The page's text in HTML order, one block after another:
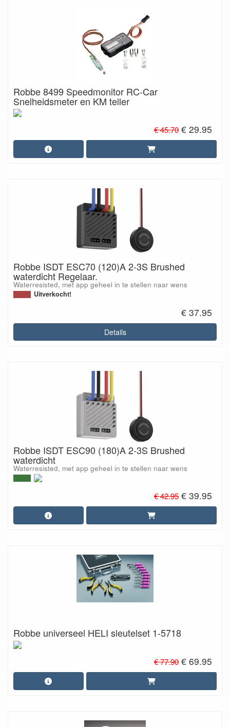
Robbe 8499 Speedmonitor RC-Car
Snelheidsmeter en KM teller
€ 45.70 € 29.95
Robbe ISDT ESC70 (120)A 2-3S Brushed
waterdicht Regelaar.
Waterresisted, met app geheel in te stellen naar wens
Uitverkocht!
€ 37.95
Details
Robbe ISDT ESC90 (180)A 2-3S Brushed
waterdicht
Waterresisted, met app geheel in te stellen naar wens
€ 42.95 € 39.95
Robbe universeel HELI sleutelset 1-5718
€ 77.90 € 69.95